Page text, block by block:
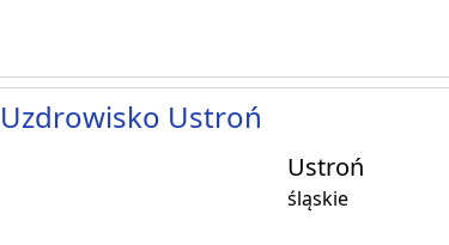
Uzdrowisko Ustroń
Ustroń
śląskie